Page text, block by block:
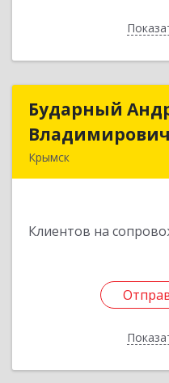
Бударный
Владимирович
Крымск
Клиентов на